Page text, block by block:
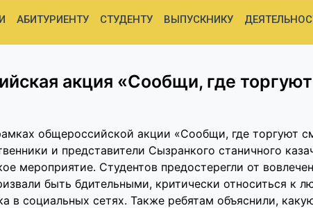
АБИТУРИЕНТУ СТУДЕНТУ ВЫПУСКНИКУ
акция «Сообщи, где
общероссийской акции «Сообщи, где торгуют
и представители Сызранкого станичного
мероприятие. Студентов предостерегли от
быть бдительными, критически относиться к
в социальных сетях. Также ребятам объяснили,